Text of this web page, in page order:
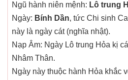
Ngũ hành niên mệnh: Lô trung
Ngày: Bính Dần, tức Chi sinh
này là ngày cát (nghĩa nhật).
Nạp Âm: Ngày Lô trung Hỏa kị
Nhâm Thân.
Ngày này thuộc hành Hỏa khắc